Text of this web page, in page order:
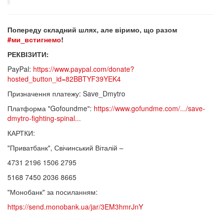
Попереду складний шлях, але віримо, що разом
#ми_встигнемо!
РЕКВІЗИТИ:
PayPal: https://www.paypal.com/donate?
hosted_button_id=82BBTYF39YEK4
Призначення платежу: Save_Dmytro
Платформа "Gofoundme": https://www.gofundme.com/.../save-
dmytro-fighting-spinal...
КАРТКИ:
"Приватбанк", Свічинський Віталій –
4731 2196 1506 2795
5168 7450 2036 8665
"Монобанк" за посиланням:
https://send.monobank.ua/jar/3EM3hmrJnY